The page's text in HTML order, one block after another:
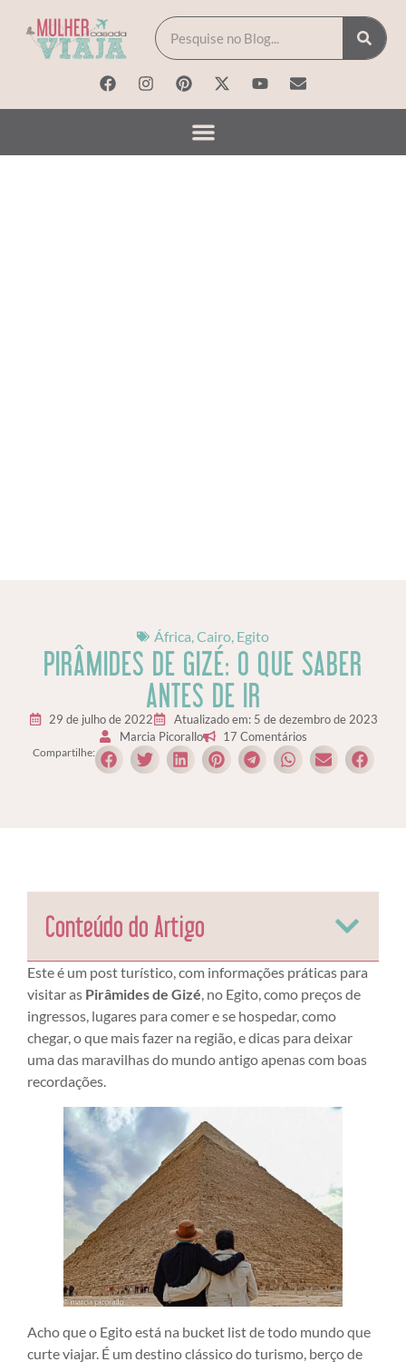
África Cairo Egito
PIRÂMIDES DE GIZÉ: O QUE SABER
ANTES DE IR
29 de julho de 2022
Atualizado em: 5 de dezembro de 2023
Marcia Picorallo
17 Comentários
Compartilhe:
Conteúdo do Artigo
Este é um post turístico, com informações práticas para
visitar as Pirâmides de Gizé, no Egito, como preços de
ingressos, lugares para comer e se hospedar, como
chegar, o que mais fazer na região, e dicas para deixar
uma das maravilhas do mundo antigo apenas com boas
recordações.
Acho que o Egito está na bucket list de todo mundo que
curte viajar. É um destino clássico do turismo, berço de